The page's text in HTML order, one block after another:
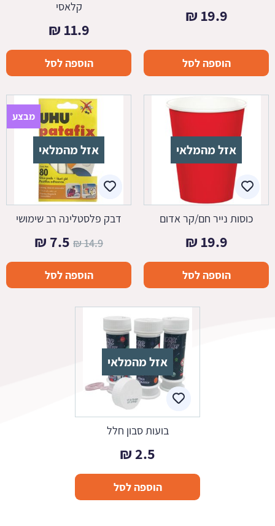
19.9
₪
הוספה לסל
קלאסי
11.9
₪
הוספה לסל
אזל מהמלאי
כוסות נייר חם/קר אדום
19.9
₪
הוספה לסל
אזל מהמלאי
מבצע
דבק פלסטלינה רב שימושי
14.9
₪ המחיר
המקורי
היה:
7.5
₪
הוספה לסל
אזל מהמלאי
בועות סבון חלל
2.5
₪
הוספה לסל